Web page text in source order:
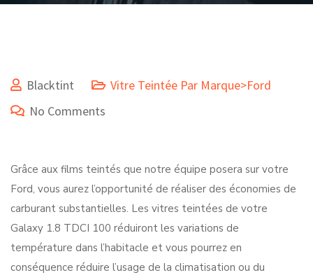
Blacktint
Vitre Teintée Par Marque>Ford
No Comments
Grâce aux films teintés que notre équipe posera sur votre
Ford, vous aurez l’opportunité de réaliser des économies de
carburant substantielles. Les vitres teintées de votre
Galaxy 1.8 TDCI 100 réduiront les variations de
température dans l’habitacle et vous pourrez en
conséquence réduire l’usage de la climatisation ou du